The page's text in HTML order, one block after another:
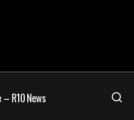
R10 News